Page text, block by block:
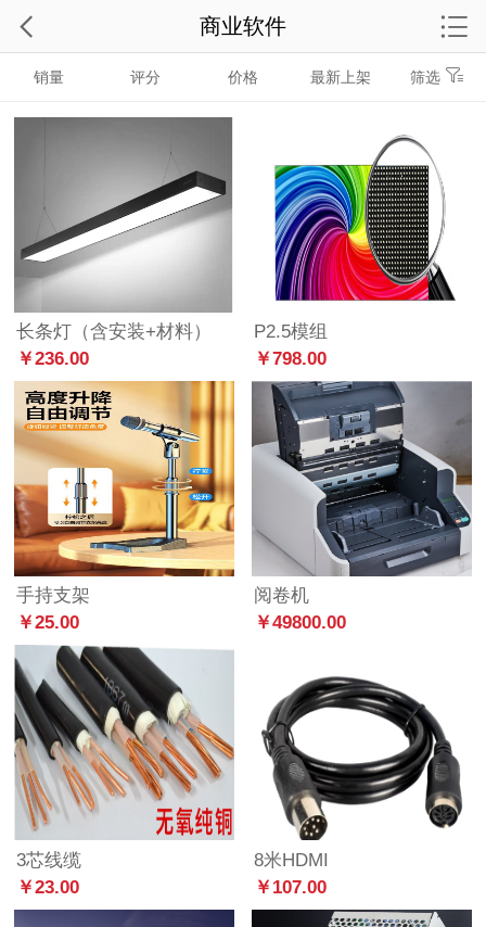
销量 评分 价格 最新上架 筛选
长条灯（含安装+材料）
￥236.00
P2.5模组
￥798.00
手持支架
￥25.00
阅卷机
￥49800.00
3芯线缆
￥23.00
8米HDMI
￥107.00
商业软件